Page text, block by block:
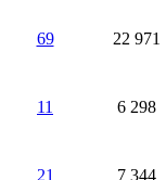
69 22 971
11 6 298
21 7 344